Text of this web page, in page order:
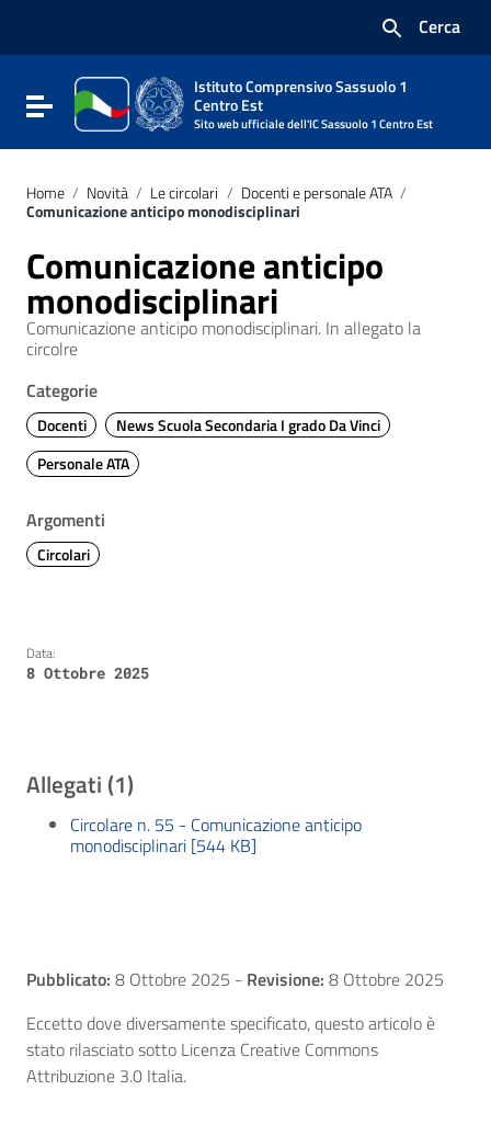
Vai al footer
Cerca
Attiva / disattiva la navigazione
Istituto Comprensivo Sassuolo 1
Centro Est
Sito web ufficiale dell'IC Sassuolo 1 Centro Est
Home / Novità / Le circolari / Docenti e personale ATA /
Comunicazione anticipo monodisciplinari
Comunicazione anticipo
monodisciplinari
Comunicazione anticipo monodisciplinari. In allegato la
circolre
Categorie
Docenti
News Scuola Secondaria I grado Da Vinci
Personale ATA
Argomenti
Circolari
Data:
8 Ottobre 2025
Allegati (1)
Circolare n. 55 - Comunicazione anticipo
monodisciplinari [544 KB]
Pubblicato: 8 Ottobre 2025 - Revisione: 8 Ottobre 2025
Eccetto dove diversamente specificato, questo articolo è
stato rilasciato sotto Licenza Creative Commons
Attribuzione 3.0 Italia.